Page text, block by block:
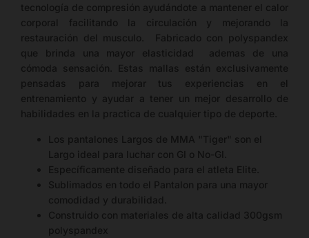
tecnología de compresión ayudándote a mantener el calor
corporal facilitando la circulación y mejorando la
restauración del musculo. Fabricado con polyspandex
que brinda una mayor elasticidad ademas de una
cómoda sensación. Estas mallas están exclusivamente
pensadas para mejorar tus experiencias en el
entrenamiento y ayudar a tener un mejor desarrollo de
habilidades en la practica de cualquier tipo de deporte.
Los pantalones Largos de MMA "Tiger" son el
Largo ideal para luchar con GI o No-GI.
Específicamente diseñado para el atleta Elite.
Sublimados en todo el Pantalon para una mayor
comodidad y durabilidad.
Construido con materiales de alta calidad 300gsm
polyspandex